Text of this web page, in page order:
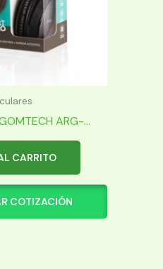
ARG-...
CARRITO
COTIZACIÓN